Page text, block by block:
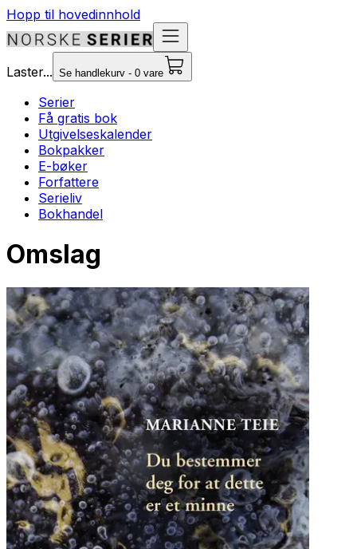
Hopp til hovedinnhold
Laster... Se handlekurv - 0 vare
Serier
Få gratis bok
Utgivelseskalender
Bokpakker
E-bøker
Forfattere
Serieliv
Bokhandel
Omslag